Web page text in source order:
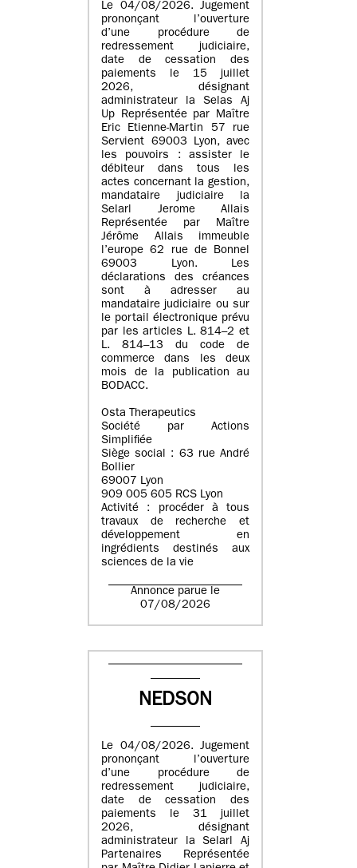
Le 04/08/2026. Jugement
prononçant l’ouverture
d’une procédure de
redressement judiciaire,
date de cessation des
paiements le 15 juillet
2026, désignant
administrateur la Selas Aj
Up Représentée par Maître
Eric Etienne-Martin 57 rue
Servient 69003 Lyon, avec
les pouvoirs : assister le
débiteur dans tous les
actes concernant la gestion,
mandataire judiciaire la
Selarl Jerome Allais
Représentée par Maître
Jérôme Allais immeuble
l’europe 62 rue de Bonnel
69003 Lyon. Les
déclarations des créances
sont à adresser au
mandataire judiciaire ou sur
le portail électronique prévu
par les articles L. 814–2 et
L. 814–13 du code de
commerce dans les deux
mois de la publication au
BODACC.
Osta Therapeutics
Société par Actions
Simplifiée
Siège social : 63 rue André
Bollier
69007 Lyon
909 005 605 RCS Lyon
Activité : procéder à tous
travaux de recherche et
développement en
ingrédients destinés aux
sciences de la vie
Annonce parue le
07/08/2026
NEDSON
Le 04/08/2026. Jugement
prononçant l’ouverture
d’une procédure de
redressement judiciaire,
date de cessation des
paiements le 31 juillet
2026, désignant
administrateur la Selarl Aj
Partenaires Représentée